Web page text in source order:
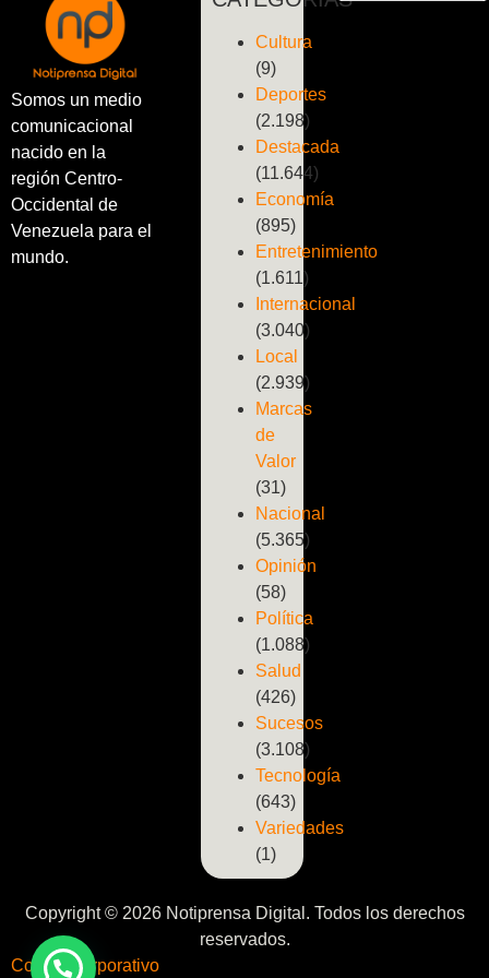
Somos un medio
comunicacional
nacido en la
región Centro-
Occidental de
Venezuela para el
mundo.
Cultura
(9)
Deportes
(2.198)
Destacada
(11.644)
Economía
(895)
Entretenimiento
(1.611)
Internacional
(3.040)
Local
(2.939)
Marcas
de
Valor
(31)
Nacional
(5.365)
Opinión
(58)
Política
(1.088)
Salud
(426)
Sucesos
(3.108)
Tecnología
(643)
Variedades
(1)
Copyright © 2026 Notiprensa Digital. Todos los derechos
reservados.
Correo Corporativo